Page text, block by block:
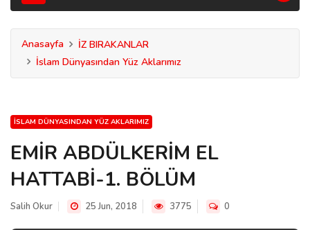
Anasayfa
İZ BIRAKANLAR
İslam Dünyasından Yüz Aklarımız
İSLAM DÜNYASINDAN YÜZ AKLARIMIZ
EMİR ABDÜLKERİM EL
HATTABİ-1. BÖLÜM
Salih Okur 25 Jun, 2018 3775 0